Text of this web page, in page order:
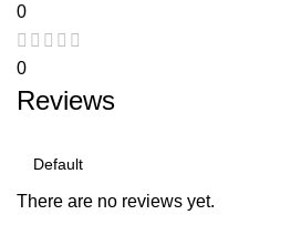
0
0
Reviews
There are no reviews yet.